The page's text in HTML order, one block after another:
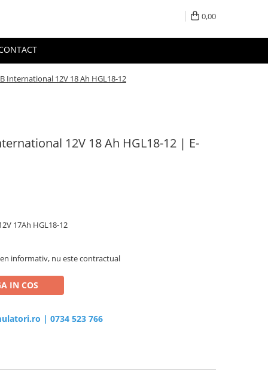
0,00
International 12V 18 Ah HGL18-12
12V 18 Ah HGL18-12 | E-
17Ah HGL18-12
informativ, nu este contractual
IN COS
| 0734 523 766